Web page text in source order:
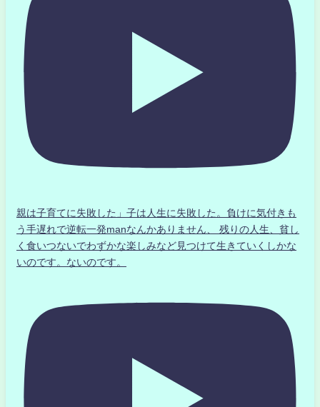
親は子育てに失敗した」子は人生に失敗した。負けに気付きも
う手遅れで逆転一発manなんかありません、 残りの人生、貧し
く食いつないでわずかな楽しみなど見つけて生きていくしかな
いのです。ないのです。